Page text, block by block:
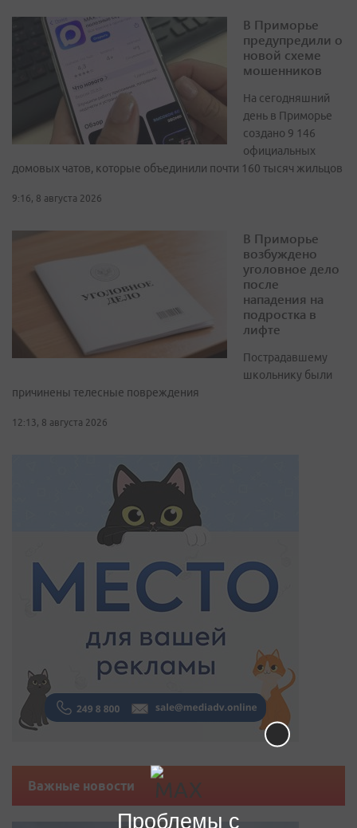
В Приморье
предупредили о
новой схеме
мошенников
На сегодняшний
день в Приморье
создано 9 146
официальных
домовых чатов, которые объединили почти 160 тысяч жильцов
9:16, 8 августа 2026
В Приморье
возбуждено
уголовное дело
после
нападения на
подростка в
лифте
Пострадавшему
школьнику были
причинены телесные повреждения
12:13, 8 августа 2026
Важные новости
Проблемы с